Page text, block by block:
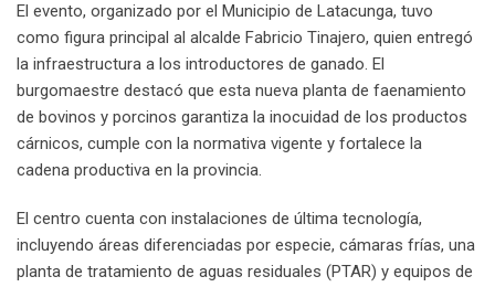
El evento, organizado por el Municipio de Latacunga, tuvo
como figura principal al alcalde Fabricio Tinajero, quien entregó
la infraestructura a los introductores de ganado. El
burgomaestre destacó que esta nueva planta de faenamiento
de bovinos y porcinos garantiza la inocuidad de los productos
cárnicos, cumple con la normativa vigente y fortalece la
cadena productiva en la provincia.
El centro cuenta con instalaciones de última tecnología,
incluyendo áreas diferenciadas por especie, cámaras frías, una
planta de tratamiento de aguas residuales (PTAR) y equipos de